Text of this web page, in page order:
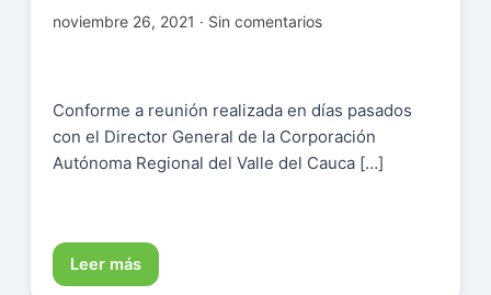
noviembre 26, 2021 · Sin comentarios
Conforme a reunión realizada en días pasados
con el Director General de la Corporación
Autónoma Regional del Valle del Cauca […]
Leer más